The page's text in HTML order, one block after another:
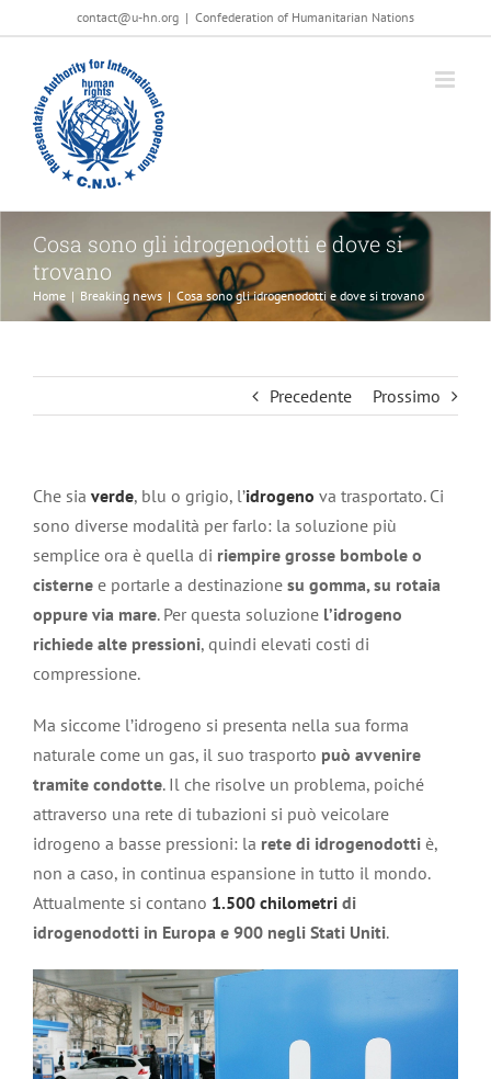
al
contenuto
contact@u-hn.org | Confederation of Humanitarian Nations
Cosa sono gli idrogenodotti e dove si
trovano
Home | Breaking news | Cosa sono gli idrogenodotti e dove si trovano
Precedente Prossimo
Che sia verde, blu o grigio, l’idrogeno va trasportato. Ci
sono diverse modalità per farlo: la soluzione più
semplice ora è quella di riempire grosse bombole o
cisterne e portarle a destinazione su gomma, su rotaia
oppure via mare. Per questa soluzione l’idrogeno
richiede alte pressioni, quindi elevati costi di
compressione.
Ma siccome l’idrogeno si presenta nella sua forma
naturale come un gas, il suo trasporto può avvenire
tramite condotte. Il che risolve un problema, poiché
attraverso una rete di tubazioni si può veicolare
idrogeno a basse pressioni: la rete di idrogenodotti è,
non a caso, in continua espansione in tutto il mondo.
Attualmente si contano 1.500 chilometri di
idrogenodotti in Europa e 900 negli Stati Uniti.